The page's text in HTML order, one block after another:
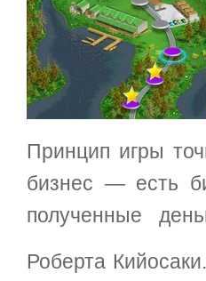
Принцип игры
бизнес — есть
полученные
Роберта Кийосаки.